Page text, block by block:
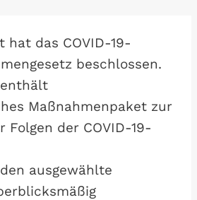
hat das COVID-19-
beschlossen.
enthält
Maßnahmenpaket zur
Folgen der COVID-19-
ausgewählte